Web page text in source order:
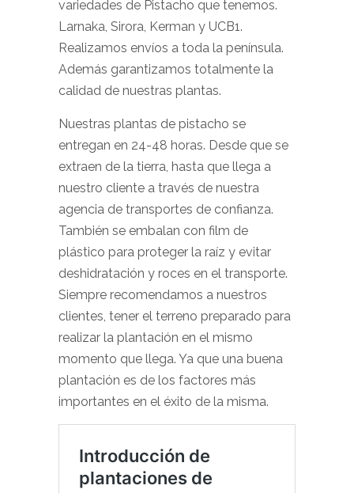
variedades de Pistacho que tenemos.
Larnaka, Sirora, Kerman y UCB1.
Realizamos envíos a toda la península.
Además garantizamos totalmente la
calidad de nuestras plantas.
Nuestras plantas de pistacho se
entregan en 24-48 horas. Desde que se
extraen de la tierra, hasta que llega a
nuestro cliente a través de nuestra
agencia de transportes de confianza.
También se embalan con film de
plástico para proteger la raíz y evitar
deshidratación y roces en el transporte.
Siempre recomendamos a nuestros
clientes, tener el terreno preparado para
realizar la plantación en el mismo
momento que llega. Ya que una buena
plantación es de los factores más
importantes en el éxito de la misma.